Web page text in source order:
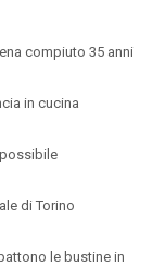
compiuto 35 anni
in cucina
di Torino
le bustine in